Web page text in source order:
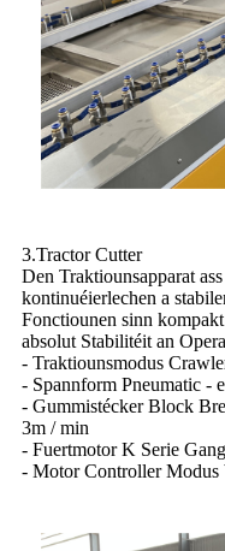
3.Tractor Cutter
Den Traktiounsapparat
kontinuéierlechen a
Fonctiounen sinn
absolut Stabilitéit an
- Traktiounsmodus
- Spannform Pneumatic -
- Gummistécker Block
3m / min
- Fuertmotor K Serie
- Motor Controller Modus